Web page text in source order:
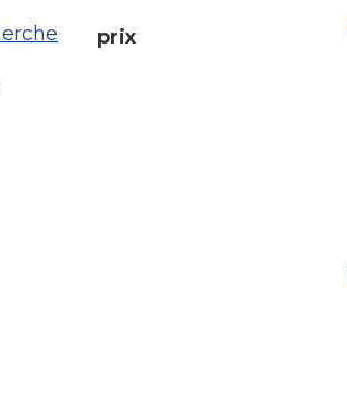
prix